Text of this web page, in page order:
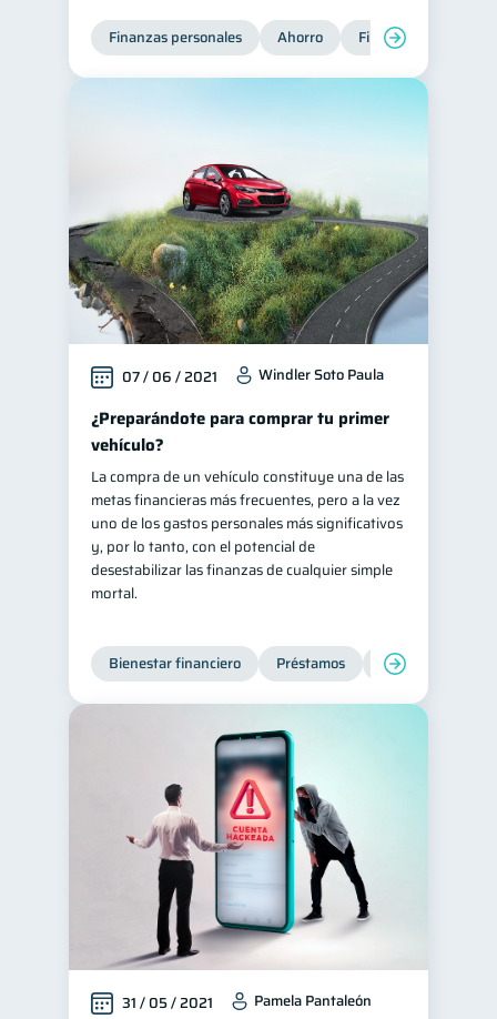
Finanzas personales Ahorro Finanzas para
07 / 06 / 2021 Windler Soto Paula
¿Preparándote para comprar tu primer
vehículo?
La compra de un vehículo constituye una de las
metas financieras más frecuentes, pero a la vez
uno de los gastos personales más significativos
y, por lo tanto, con el potencial de
desestabilizar las finanzas de cualquier simple
mortal.
Bienestar financiero Préstamos Ahorro
31 / 05 / 2021 Pamela Pantaleón